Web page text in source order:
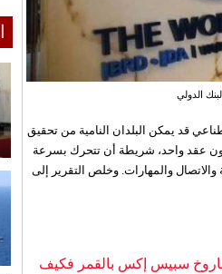
الدولي
قد يمكن البلدان النامية من تحقيق
عقد واحد، شريطة أن تتحرك بسرعة
والمهارات. وخلص التقرير إلى
سبيس إكس بالقمر فكيف